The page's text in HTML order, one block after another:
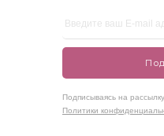
42-50
Как правильно себя
Подписываясь на
Политики